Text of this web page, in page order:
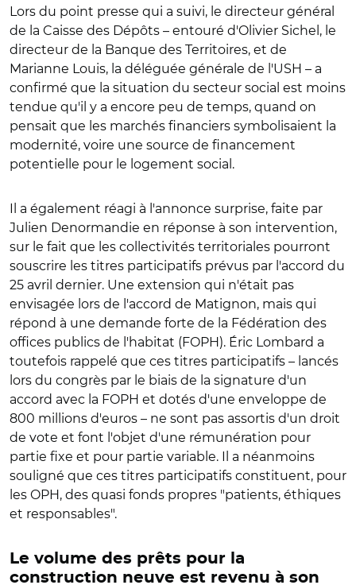
Lors du point presse qui a suivi, le directeur général
de la Caisse des Dépôts – entouré d'Olivier Sichel, le
directeur de la Banque des Territoires, et de
Marianne Louis, la déléguée générale de l'USH – a
confirmé que la situation du secteur social est moins
tendue qu'il y a encore peu de temps, quand on
pensait que les marchés financiers symbolisaient la
modernité, voire une source de financement
potentielle pour le logement social.
Il a également réagi à l'annonce surprise, faite par
Julien Denormandie en réponse à son intervention,
sur le fait que les collectivités territoriales pourront
souscrire les titres participatifs prévus par l'accord du
25 avril dernier. Une extension qui n'était pas
envisagée lors de l'accord de Matignon, mais qui
répond à une demande forte de la Fédération des
offices publics de l'habitat (FOPH). Éric Lombard a
toutefois rappelé que ces titres participatifs – lancés
lors du congrès par le biais de la signature d'un
accord avec la FOPH et dotés d'une enveloppe de
800 millions d'euros – ne sont pas assortis d'un droit
de vote et font l'objet d'une rémunération pour
partie fixe et pour partie variable. Il a néanmoins
souligné que ces titres participatifs constituent, pour
les OPH, des quasi fonds propres "patients, éthiques
et responsables".
Le volume des prêts pour la
construction neuve est revenu à son